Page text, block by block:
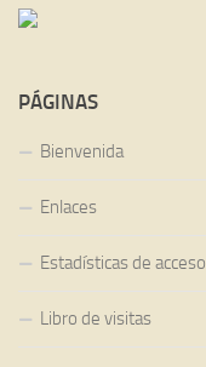
PÁGINAS
Bienvenida
Enlaces
Estadísticas de acceso
Libro de visitas